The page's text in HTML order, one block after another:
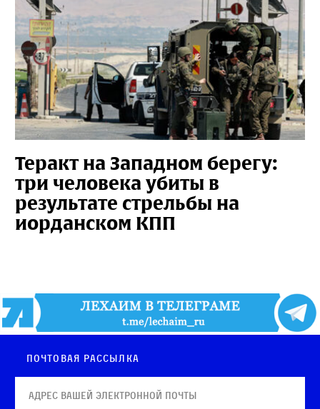
Теракт на Западном берегу:
три человека убиты в
результате стрельбы на
иорданском КПП
Почтовая рассылка